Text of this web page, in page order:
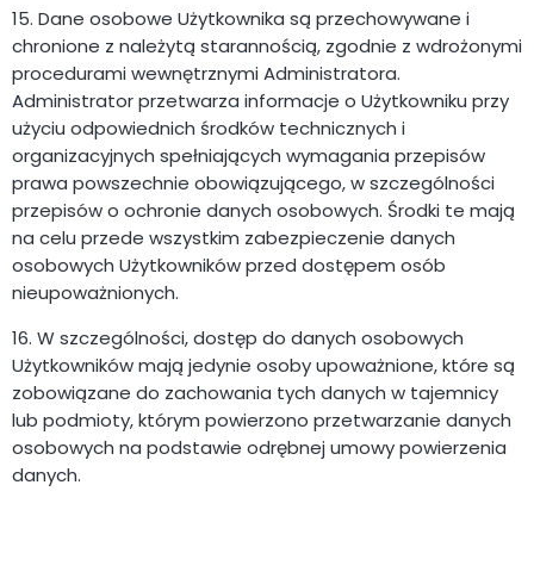
15. Dane osobowe Użytkownika są przechowywane i
chronione z należytą starannością, zgodnie z wdrożonymi
procedurami wewnętrznymi Administratora.
Administrator przetwarza informacje o Użytkowniku przy
użyciu odpowiednich środków technicznych i
organizacyjnych spełniających wymagania przepisów
prawa powszechnie obowiązującego, w szczególności
przepisów o ochronie danych osobowych. Środki te mają
na celu przede wszystkim zabezpieczenie danych
osobowych Użytkowników przed dostępem osób
nieupoważnionych.
16. W szczególności, dostęp do danych osobowych
Użytkowników mają jedynie osoby upoważnione, które są
zobowiązane do zachowania tych danych w tajemnicy
lub podmioty, którym powierzono przetwarzanie danych
osobowych na podstawie odrębnej umowy powierzenia
danych.